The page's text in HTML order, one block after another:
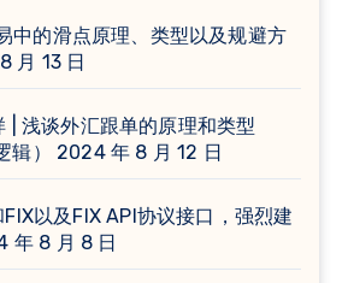
中的滑点原理、类型以及规避方
月 13 日
| 浅谈外汇跟单的原理和类型
辑）
2024 年 8 月 12 日
以及FIX API协议接口，强烈建
年 8 月 8 日